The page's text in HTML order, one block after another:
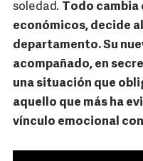
soledad. Todo cambia
económicos, decide
departamento. Su
acompañado, en
una situación que
aquello que más ha
vínculo emocional